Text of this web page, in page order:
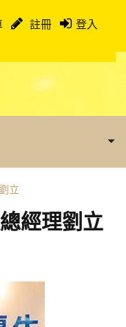
註冊 登入
立
經理劉立